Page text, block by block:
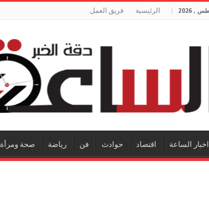
الرئيسية فريق العمل
اخبار الساعة اقتصاد حوادث فن رياضة صحة ومرأة